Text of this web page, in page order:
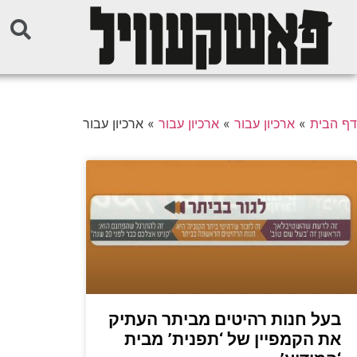
דף הבית » ארכיון עבור » ארכיון עבור » ארכיון עבור
בעל חנות רהיטים מביתר העתיק
את הקמפיין של ‘תפנית’ מבית